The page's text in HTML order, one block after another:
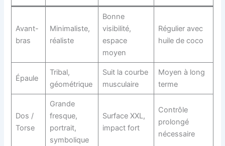
Avant-
bras
Minimaliste,
réaliste
Bonne
visibilité,
espace
moyen
Régulier avec
huile de coco
Épaule
Tribal,
géométrique
Suit la courbe
musculaire
Moyen à long
terme
Dos /
Torse
Grande
fresque,
portrait,
symbolique
Surface XXL,
impact fort
Contrôle
prolongé
nécessaire